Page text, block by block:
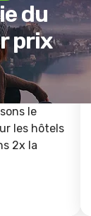
du
prix
le
les hôtels
2x la